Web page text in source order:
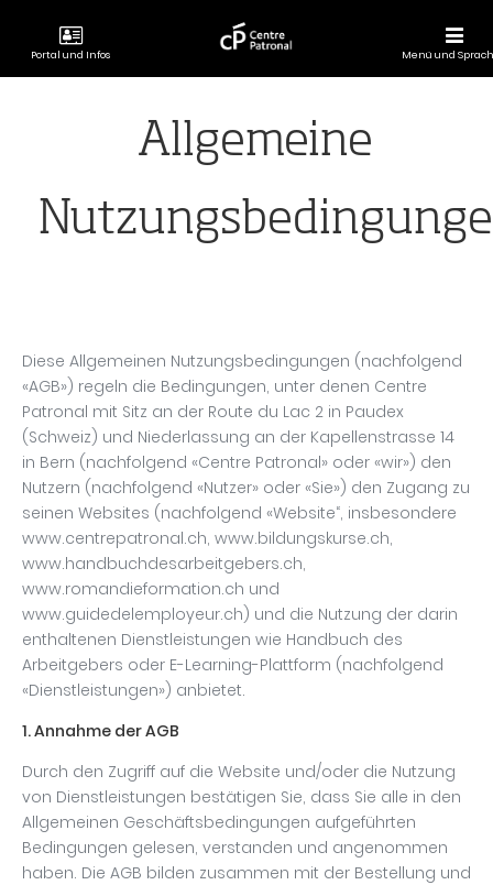
Portal und Infos
CENTRE
Menü und
Allgemeine
Diese Allgemeinen Nutzungsbedingungen (nachfolgend
«AGB») regeln die Bedingungen, unter denen Centre
Patronal mit Sitz an der Route du Lac 2 in Paudex
(Schweiz) und Niederlassung an der Kapellenstrasse 14
in Bern (nachfolgend «Centre Patronal» oder «wir») den
Nutzern (nachfolgend «Nutzer» oder «Sie») den Zugang zu
seinen Websites (nachfolgend «Website“, insbesondere
www.centrepatronal.ch, www.bildungskurse.ch,
www.handbuchdesarbeitgebers.ch,
www.romandieformation.ch und
www.guidedelemployeur.ch) und die Nutzung der darin
enthaltenen Dienstleistungen wie Handbuch des
Arbeitgebers oder E-Learning-Plattform (nachfolgend
«Dienstleistungen») anbietet.
1. Annahme der AGB
Durch den Zugriff auf die Website und/oder die Nutzung
von Dienstleistungen bestätigen Sie, dass Sie alle in den
Allgemeinen Geschäftsbedingungen aufgeführten
Bedingungen gelesen, verstanden und angenommen
haben. Die AGB bilden zusammen mit der Bestellung und